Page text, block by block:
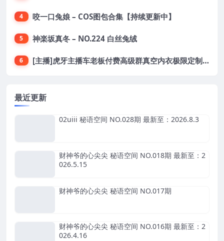
4 咬一口兔娘 – COS图包合集【持续更新中】
5 神楽坂真冬 – NO.224 白丝兔绒
6 [主播]虎牙主播车老板付费高级群真空内衣极限定制8分19
最近更新
02uiii 秘语空间 NO.028期 最新至：2026.8.3
财神爷的心尖尖 秘语空间 NO.018期 最新至：2
026.5.15
财神爷的心尖尖 秘语空间 NO.017期
财神爷的心尖尖 秘语空间 NO.016期 最新至：2
026.4.16